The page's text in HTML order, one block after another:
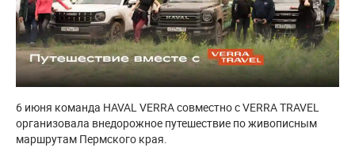
6 июня команда HAVAL VERRA совместно с VERRA TRAVEL
организовала внедорожное путешествие по живописным
маршрутам Пермского края.